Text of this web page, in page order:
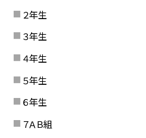
２年生
３年生
４年生
５年生
６年生
７ＡＢ組